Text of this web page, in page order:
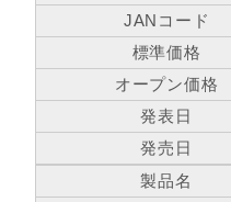
JANコード
標準価格
オープン価格
発表日
発売日
製品名